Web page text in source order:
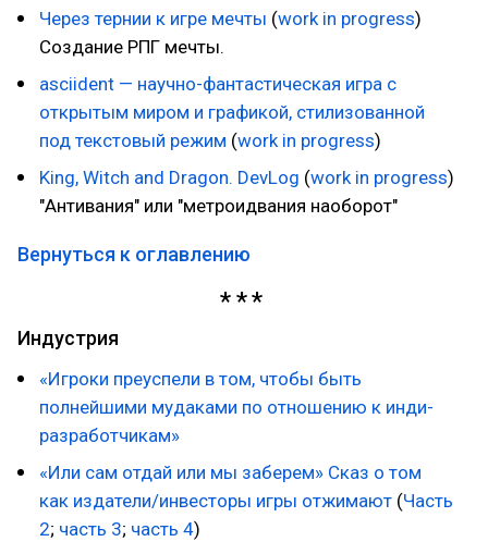
Через тернии к игре мечты (work in progress)
Создание РПГ мечты.
asciident — научно-фантастическая игра с
открытым миром и графикой, стилизованной
под текстовый режим (work in progress)
King, Witch and Dragon. DevLog (work in progress)
"Антивания" или "метроидвания наоборот"
Вернуться к оглавлению
Индустрия
«Игроки преуспели в том, чтобы быть
полнейшими мудаками по отношению к инди-
разработчикам»
«Или сам отдай или мы заберем» Сказ о том
как издатели/инвесторы игры отжимают (Часть
2; часть 3; часть 4)